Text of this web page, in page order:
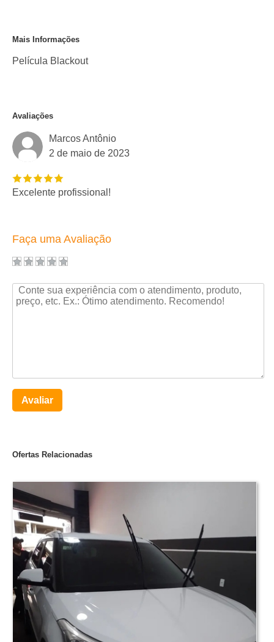
Mais Informações
Película Blackout
Avaliações
Marcos Antônio
2 de maio de 2023
Excelente profissional!
Faça uma Avaliação
Avaliar
Ofertas Relacionadas